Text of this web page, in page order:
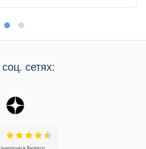
сетях: